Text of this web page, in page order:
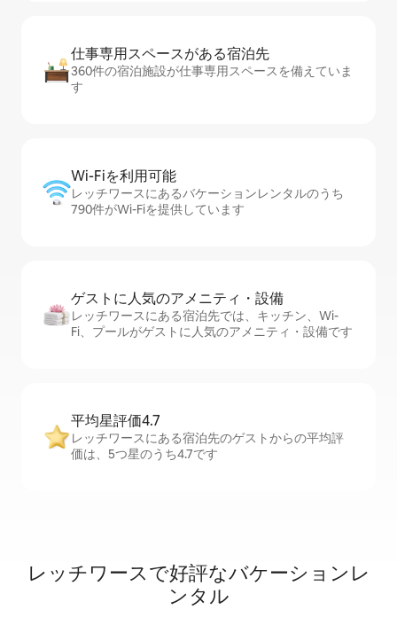
仕事専用ス⁠ペ⁠ー⁠スがあ⁠る宿⁠泊⁠先
360件の宿泊施設が仕事専用スペースを備えていま
す
Wi-Fiを利⁠用⁠可⁠能
レッチワースにあるバケーションレンタルのうち
790件がWi-Fiを提供しています
ゲストに人⁠気⁠のア⁠メ⁠ニ⁠テ⁠ィ・設⁠備
レッチワースにある宿泊先では、キッチン、Wi-
Fi、プールがゲストに人気のアメニティ・設備です
平均星評価4.7
レッチワースにある宿泊先のゲストからの平均評
価は、5つ星のうち4.7です
レッチワースで好評なバケーションレ
ンタル